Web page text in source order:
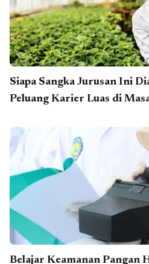
Siapa Sangka Jurusan Ini
Peluang Karier Luas di
Belajar Keamanan Pangan